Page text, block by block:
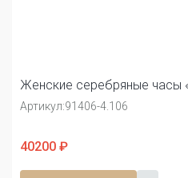
Женские серебряные часы
Артикул:91406-4.106
40200 ₽